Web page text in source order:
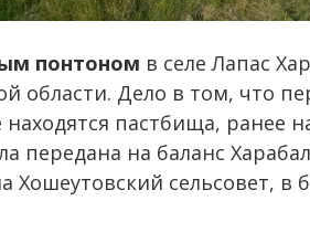
понтоном в селе Лапас
области. Дело в том, что
находятся пастбища, ранее
передана на баланс
Хошеутовский сельсовет,